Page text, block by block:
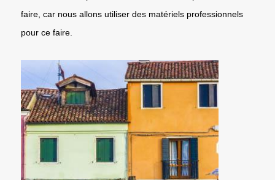
faire, car nous allons utiliser des matériels professionnels
pour ce faire.